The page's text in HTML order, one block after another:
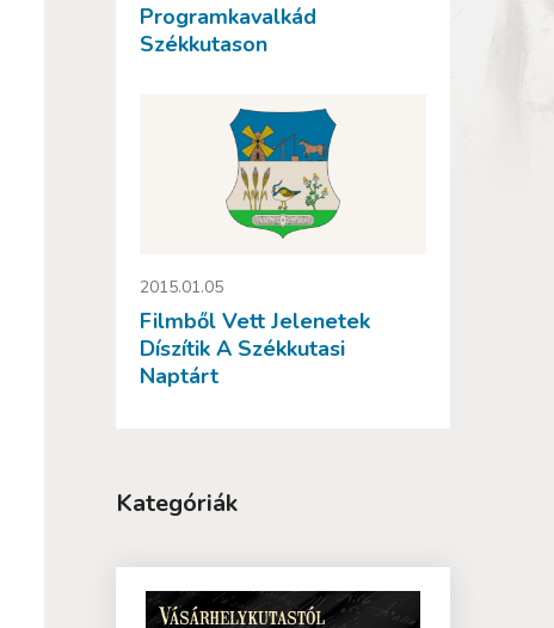
Programkavalkád
Székkutason
2015.01.05
Filmből Vett Jelenetek
Díszítik A Székkutasi
Naptárt
Kategóriák